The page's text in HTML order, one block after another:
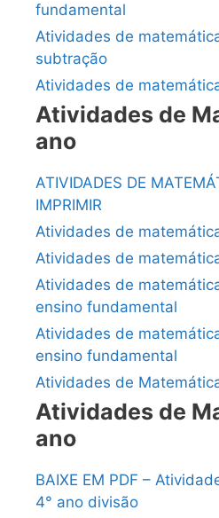
fundamental
Atividades de
subtração
Atividades de
Atividades de
ano
ATIVIDADES DE
IMPRIMIR
Atividades de
Atividades de
Atividades de
ensino fundamental
Atividades de
ensino fundamental
Atividades de
Atividades de
ano
BAIXE EM PDF –
4° ano divisão